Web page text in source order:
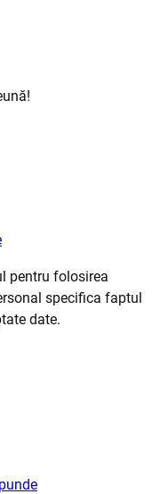
pentru folosirea
specifica faptul
date.